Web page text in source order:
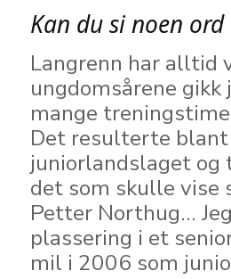
Kan du si noen
Langrenn har
ungdomsårene
mange
Det resulterte
juniorlandslaget og
det som skulle vise
Petter Northug...
plassering i et
mil i 2006 som